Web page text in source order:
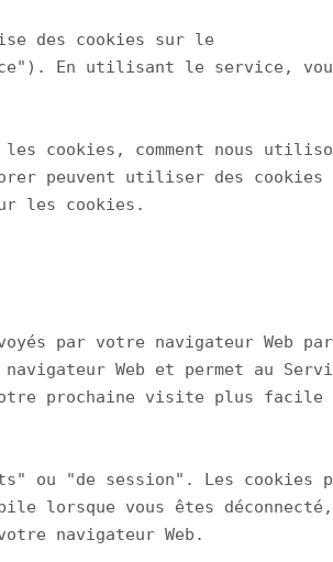
des cookies sur le
En utilisant le service,
cookies, comment nous
peuvent utiliser des
les cookies.
par votre navigateur Web
Web et permet au
prochaine visite plus facile
ou "de session". Les
lorsque vous êtes
navigateur Web.